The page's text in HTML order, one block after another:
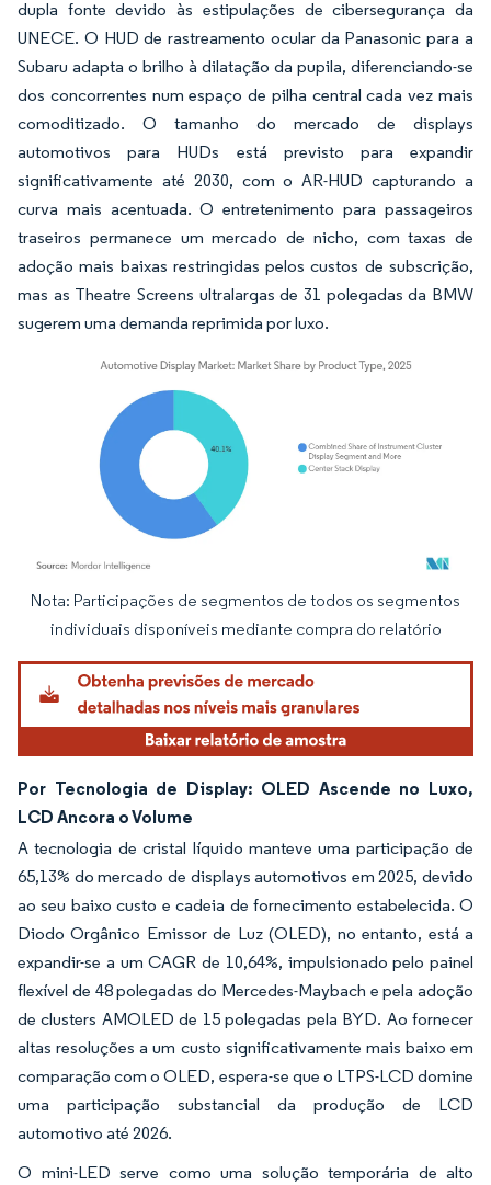
dupla fonte devido às estipulações de cibersegurança da
UNECE. O HUD de rastreamento ocular da Panasonic para a
Subaru adapta o brilho à dilatação da pupila, diferenciando-se
dos concorrentes num espaço de pilha central cada vez mais
comoditizado. O tamanho do mercado de displays
automotivos para HUDs está previsto para expandir
significativamente até 2030, com o AR-HUD capturando a
curva mais acentuada. O entretenimento para passageiros
traseiros permanece um mercado de nicho, com taxas de
adoção mais baixas restringidas pelos custos de subscrição,
mas as Theatre Screens ultralargas de 31 polegadas da BMW
sugerem uma demanda reprimida por luxo.
Imagem © Mordor Intelligence. O reuso requer atribuição conforme CC BY 4.0.
Nota: Participações de segmentos de todos os segmentos
individuais disponíveis mediante compra do relatório
Por Tecnologia de Display: OLED Ascende no Luxo,
LCD Ancora o Volume
A tecnologia de cristal líquido manteve uma participação de
65,13% do mercado de displays automotivos em 2025, devido
ao seu baixo custo e cadeia de fornecimento estabelecida. O
Diodo Orgânico Emissor de Luz (OLED), no entanto, está a
expandir-se a um CAGR de 10,64%, impulsionado pelo painel
flexível de 48 polegadas do Mercedes-Maybach e pela adoção
de clusters AMOLED de 15 polegadas pela BYD. Ao fornecer
altas resoluções a um custo significativamente mais baixo em
comparação com o OLED, espera-se que o LTPS-LCD domine
uma participação substancial da produção de LCD
automotivo até 2026.
O mini-LED serve como uma solução temporária de alto